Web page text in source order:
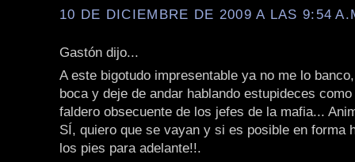
10 DE DICIEMBRE DE 2009 A LAS 9:54
Gastón dijo...
A este bigotudo impresentable ya no me lo
boca y deje de andar hablando estupideces
faldero obsecuente de los jefes de la mafia...
SÍ, quiero que se vayan y si es posible en forma
los pies para adelante!!.